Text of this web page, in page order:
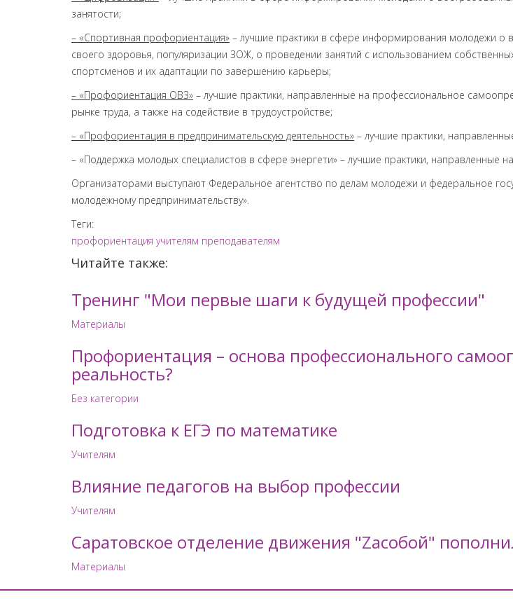
занятости;
– «Спортивная профориентация» – лучшие практики в сфере информирования молодежи о
своего здоровья, популяризации ЗОЖ, о проведении занятий с использованием
спортсменов и их адаптации по завершению карьеры;
– «Профориентация ОВЗ» – лучшие практики, направленные на профессиональное
рынке труда, а также на содействие в трудоустройстве;
– «Профориентация в предпринимательскую деятельность» – лучшие практики,
– «Поддержка молодых специалистов в сфере энергети» – лучшие практики, направленные
Организаторами выступают Федеральное агентство по делам молодежи и федеральное
молодежному предпринимательству».
Теги:
профориентация учителям преподавателям
Читайте также:
Тренинг "Мои первые шаги к будущей профессии"
Материалы
Профориентация – основа профессионального
реальность?
Без категории
Подготовка к ЕГЭ по математике
Учителям
Влияние педагогов на выбор профессии
Учителям
Саратовское отделение движения "Zасобой"
Материалы